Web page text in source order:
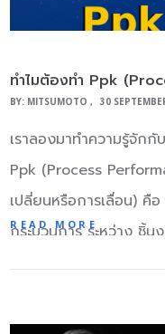
กาวติดกล่องมาหลายๆ
ทุกด้านของกล่องประมา
ไหลออกมาได้ พับขอบเ
ซิลิโคนใส่กล่อง ก็ยังมีโอ
ตอนนี้ก็เพื่อป้องกันไม่ให้
หรืออย่างอื่นที่จะทำเป็น
ทำไมต้องทำ Ppk
BY: MITSUMOTO 30
เราลองมาทำความรู้จัก
Ppk (Process
เปลี่ยนหรือการเลื่อน) คื
กระบวนการ ระหว่าง ชิ้
มีความแตกต่างจาก Cpk
READ MORE